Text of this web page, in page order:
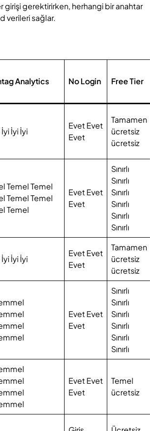
gerektirirken, herhangi bir anahtar
verileri sağlar.
Analytics No Login Free Tier
İyi İyi
Evet Evet
Evet
Tamamen
ücretsiz
ücretsiz
Temel Temel
Temel Temel
Temel
Evet Evet
Evet
Sınırlı
Sınırlı
Sınırlı
Sınırlı
Sınırlı
Sınırlı
İyi İyi
Evet Evet
Evet
Tamamen
ücretsiz
ücretsiz
Evet Evet
Evet
Sınırlı
Sınırlı
Sınırlı
Sınırlı
Sınırlı
Sınırlı
Evet Evet
Evet
Temel
ücretsiz